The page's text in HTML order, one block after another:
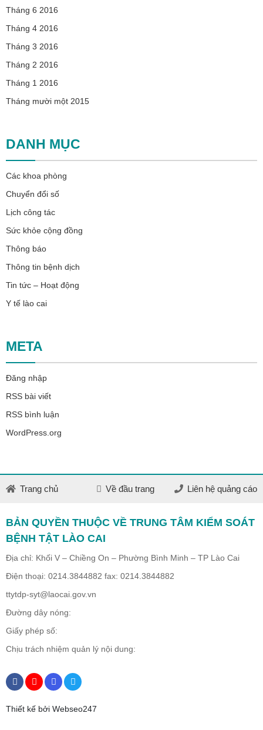
Tháng 6 2016
Tháng 4 2016
Tháng 3 2016
Tháng 2 2016
Tháng 1 2016
Tháng mười một 2015
DANH MỤC
Các khoa phòng
Chuyển đổi số
Lịch công tác
Sức khỏe cộng đồng
Thông báo
Thông tin bệnh dịch
Tin tức – Hoạt động
Y tế lào cai
META
Đăng nhập
RSS bài viết
RSS bình luận
WordPress.org
Trang chủ Về đầu trang Liên hệ quảng cáo
BẢN QUYỀN THUỘC VỀ TRUNG TÂM KIỂM SOÁT
BỆNH TẬT LÀO CAI
Địa chỉ: Khối V – Chiềng On – Phường Bình Minh – TP Lào Cai
Điện thoại: 0214.3844882 fax: 0214.3844882
ttytdp-syt@laocai.gov.vn
Đường dây nóng:
Giấy phép số:
Chịu trách nhiệm quản lý nội dung:
Thiết kế bởi Webseo247